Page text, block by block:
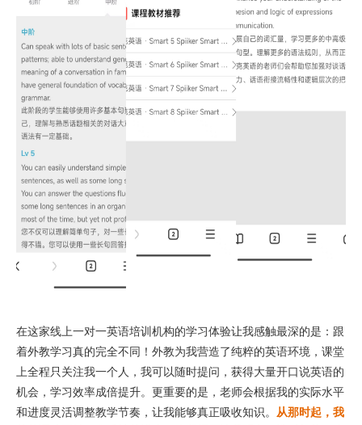
在这家线上一对一英语培训机构的学习体验让我感触最深的是：跟
着外教学习真的完全不同！外教为我营造了纯粹的英语环境，课堂
上全程只关注我一个人，我可以随时提问，获得大量开口说英语的
机会，学习效率成倍提升。更重要的是，老师会根据我的实际水平
和进度灵活调整教学节奏，让我能够真正吸收知识。 从那时起，我